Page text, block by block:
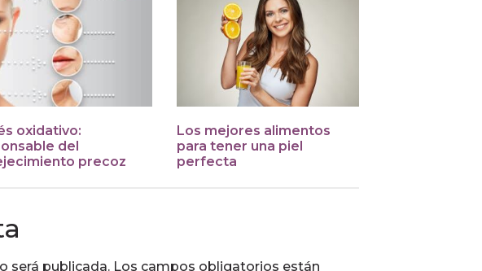
oxidativo:
del
precoz
Los mejores alimentos
para tener una piel
perfecta
será publicada. Los campos obligatorios están